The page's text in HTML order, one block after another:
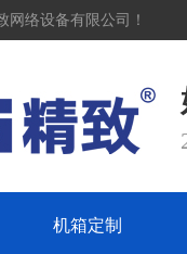
网络设备有限公司！
机箱定制